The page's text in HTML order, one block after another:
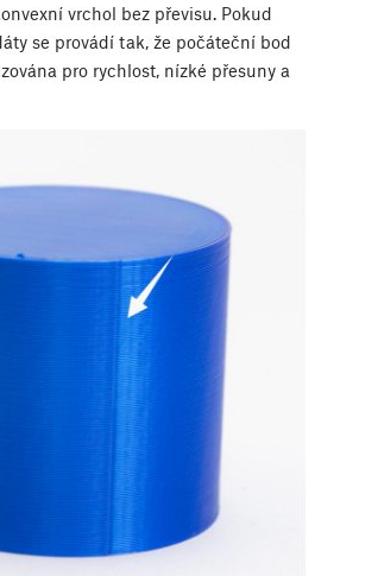
vrchol bez převisu. Pokud
se provádí tak, že počáteční bod
pro rychlost, nízké přesuny a